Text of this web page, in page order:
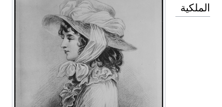
الملكية